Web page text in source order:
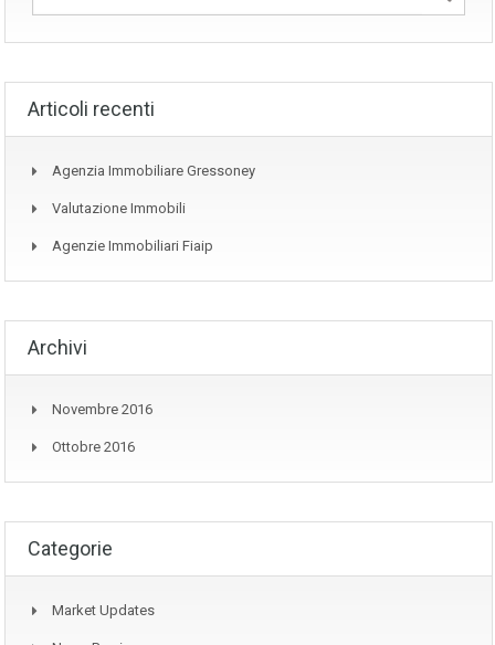
Articoli recenti
Agenzia Immobiliare Gressoney
Valutazione Immobili
Agenzie Immobiliari Fiaip
Archivi
Novembre 2016
Ottobre 2016
Categorie
Market Updates